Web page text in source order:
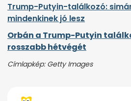
Trump-Putyin-találkozó:
mindenkinek jó lesz
Orbán a Trump-Putyin
rosszabb hétvégét
Címlapkép: Getty Images